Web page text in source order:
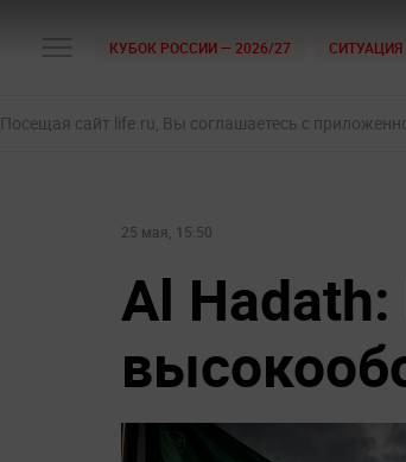
КУБОК РОССИИ — 2026/27
Посещая сайт life.ru, Вы соглашаетесь с
25 мая, 15:50
Al